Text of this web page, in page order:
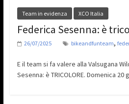
Team in evidenza XCO Italia
Federica Sesenna: è
26/07/2025 bikeandfunteam,
E il team si fa valere alla Valsugana
Sesenna: è TRICOLORE. Domenica 20